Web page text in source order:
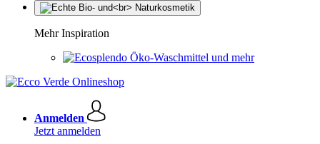
Mehr Inspiration
Öko-Waschmittel und mehr
Anmelden
Jetzt anmelden